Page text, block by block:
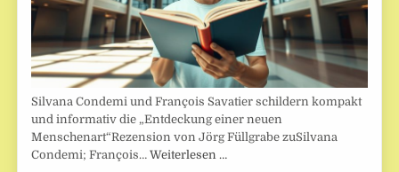
Silvana Condemi und François Savatier schildern kompakt
und informativ die „Entdeckung einer neuen
Menschenart“Rezension von Jörg Füllgrabe zuSilvana
Condemi; François…Weiterlesen …